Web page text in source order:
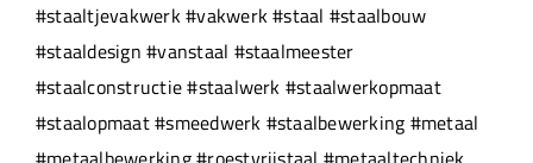
Werken bij
#staaltjevakwerk #vakwerk #staal #staalbouw
#staaldesign #vanstaal #staalmeester
#staalconstructie #staalwerk #staalwerkopmaat
#staalopmaat #smeedwerk #staalbewerking #metaal